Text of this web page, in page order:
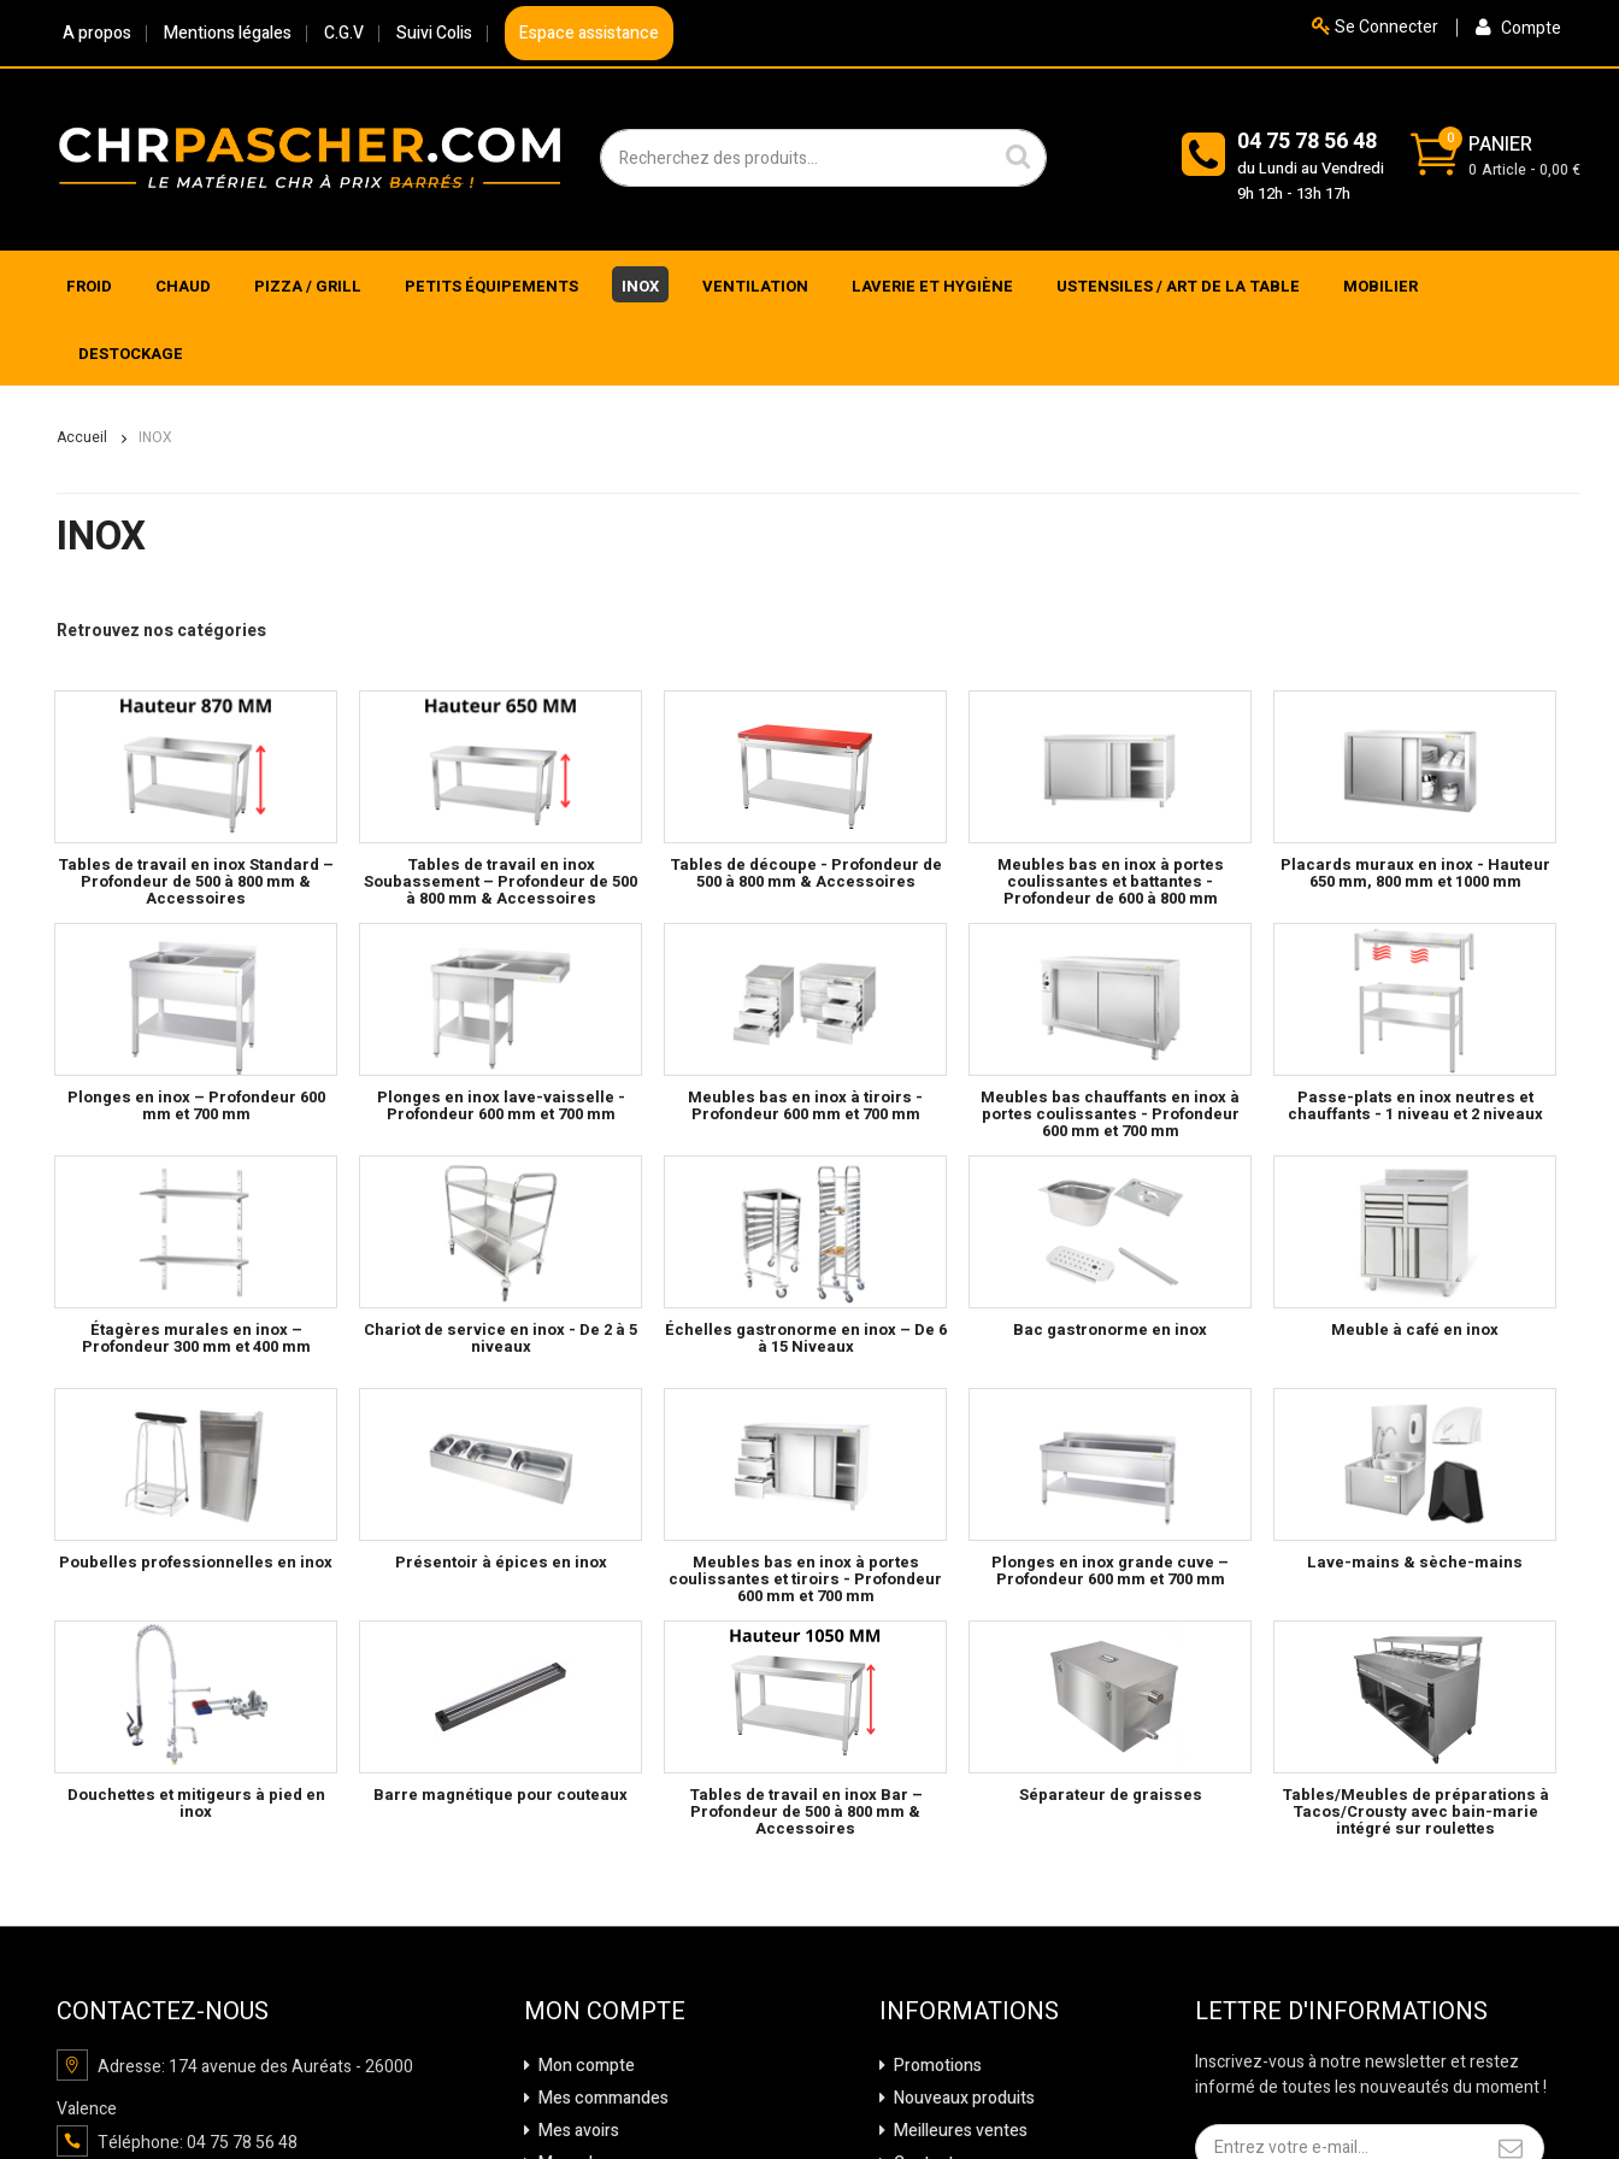
A propos Mentions légales C.G.V Suivi Colis Espace assistance Compte
Se Connecter
PANIER
0
0 Article 0,00 €
04 75 78 56 48
du Lundi au Vendredi
9h 12h - 13h 17h
FROID CHAUD PIZZA / GRILL PETITS ÉQUIPEMENTS INOX VENTILATION LAVERIE ET HYGIÈNE USTENSILES / ART DE LA TABLE MOBILIER
DESTOCKAGE
Accueil INOX
INOX
Retrouvez nos catégories
Tables de travail en inox Standard –
Profondeur de 500 à 800 mm &
Accessoires
Tables de travail en inox
Soubassement – Profondeur de 500
à 800 mm & Accessoires
Tables de découpe - Profondeur de
500 à 800 mm & Accessoires
Meubles bas en inox à portes
coulissantes et battantes -
Profondeur de 600 à 800 mm
Placards muraux en inox - Hauteur
650 mm, 800 mm et 1000 mm
Plonges en inox – Profondeur 600
mm et 700 mm
Plonges en inox lave-vaisselle -
Profondeur 600 mm et 700 mm
Meubles bas en inox à tiroirs -
Profondeur 600 mm et 700 mm
Meubles bas chauffants en inox à
portes coulissantes - Profondeur
600 mm et 700 mm
Passe-plats en inox neutres et
chauffants - 1 niveau et 2 niveaux
Étagères murales en inox –
Profondeur 300 mm et 400 mm
Chariot de service en inox - De 2 à 5
niveaux
Échelles gastronorme en inox – De 6
à 15 Niveaux
Bac gastronorme en inox Meuble à café en inox
Poubelles professionnelles en inox Présentoir à épices en inox Meubles bas en inox à portes
coulissantes et tiroirs - Profondeur
600 mm et 700 mm
Plonges en inox grande cuve –
Profondeur 600 mm et 700 mm
Lave-mains & sèche-mains
Douchettes et mitigeurs à pied en
inox
Barre magnétique pour couteaux Tables de travail en inox Bar –
Profondeur de 500 à 800 mm &
Accessoires
Séparateur de graisses Tables/Meubles de préparations à
Tacos/Crousty avec bain-marie
intégré sur roulettes
CONTACTEZ-NOUS
Adresse: 174 avenue des Auréats - 26000
Valence
Téléphone: 04 75 78 56 48
MON COMPTE
Mon compte
Mes commandes
Mes avoirs
INFORMATIONS
Promotions
Nouveaux produits
Meilleures ventes
LETTRE D'INFORMATIONS
Inscrivez-vous à notre newsletter et restez
informé de toutes les nouveautés du moment !